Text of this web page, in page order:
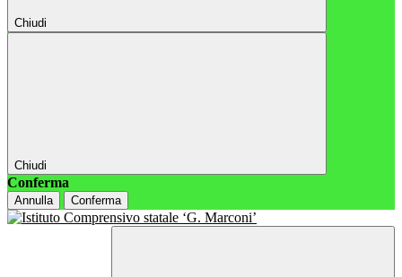
Chiudi
Chiudi
Conferma
Annulla Conferma